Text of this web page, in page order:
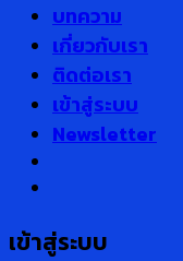
บทความ
เกี่ยวกับเรา
ติดต่อเรา
เข้าสู่ระบบ
Newsletter
เข้าสู่ระบบ